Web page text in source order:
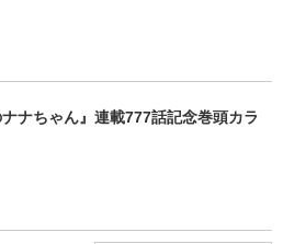
ナナちゃん』連載777話記念巻頭カラ